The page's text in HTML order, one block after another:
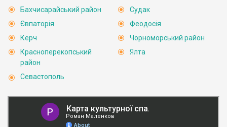
Бахчисарайський район
Євпаторія
Керч
Красноперекопський
район
Севастополь
Судак
Феодосія
Чорноморський район
Ялта